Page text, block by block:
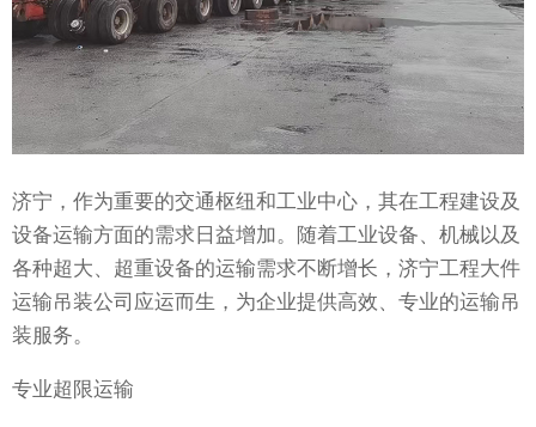
济宁，作为重要的交通枢纽和工业中心，其在工程建设及
设备运输方面的需求日益增加。随着工业设备、机械以及
各种超大、超重设备的运输需求不断增长，济宁工程大件
运输吊装公司应运而生，为企业提供高效、专业的运输吊
装服务。
专业超限运输